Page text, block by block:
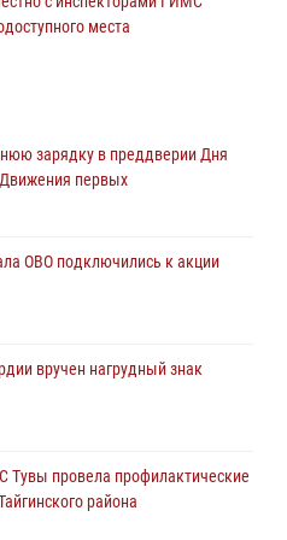
места
отдыха детей в детских
приняли участие в акции
отработали экипажи
итоги юбилейного личного
зарядку в преддверии Дня
первых
ОВО подключились к акции
вручен нагрудный знак
провела профилактические
района